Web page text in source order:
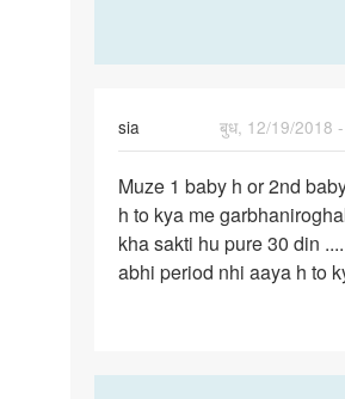
sia
बुध, 12/19/2018
Muze
1
baby
h
Muze 1 baby h or 2nd
h to kya me
kha sakti hu pure 30 din
abhi period nhi aaya h to